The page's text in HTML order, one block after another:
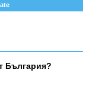
България?